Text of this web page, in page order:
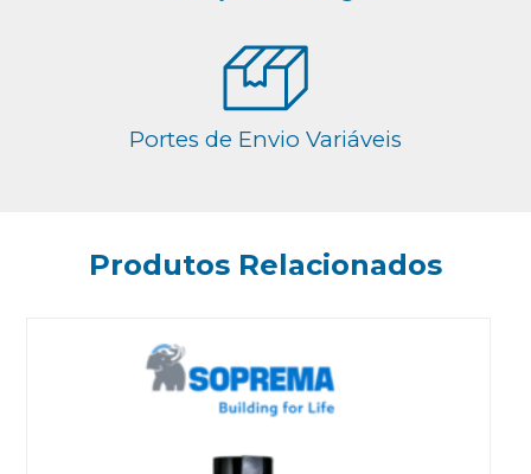
Portes de Envio Variáveis
Produtos Relacionados